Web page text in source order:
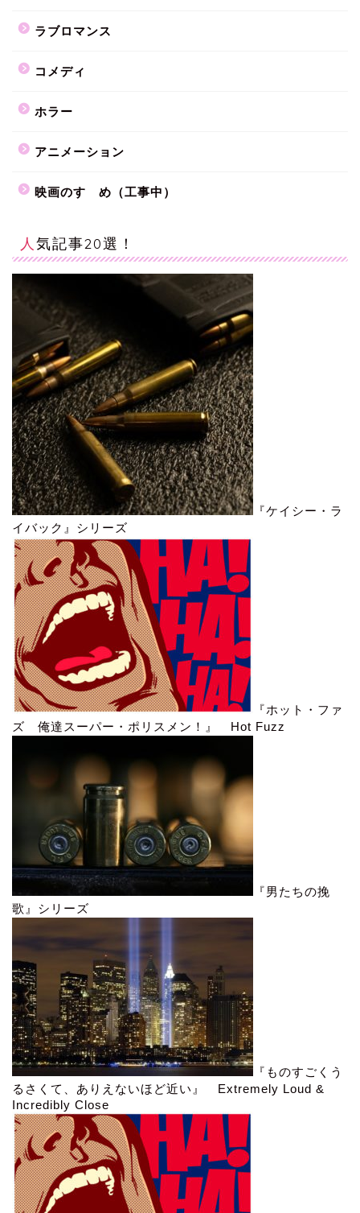
ラブロマンス
コメディ
ホラー
アニメーション
映画のすゝめ（工事中）
人気記事20選！
『ケイシー・ラ
イバック』シリーズ
『ホット・ファ
ズ 俺達スーパー・ポリスメン！』 Hot Fuzz
『男たちの挽
歌』シリーズ
『ものすごくう
るさくて、ありえないほど近い』 Extremely Loud &
Incredibly Close